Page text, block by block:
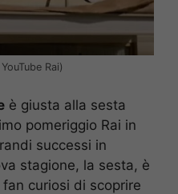
Rai)
è giusta alla sesta
pomeriggio Rai in
successi in
stagione, la sesta, è
curiosi di scoprire